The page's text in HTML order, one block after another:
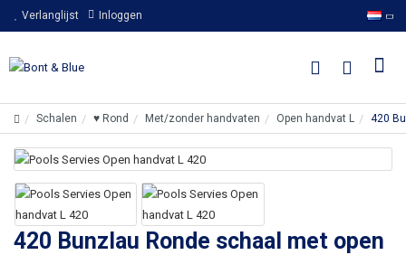
Verlanglijst Inloggen
Schalen ♥ Rond Met/zonder handvaten Open handvat L 420
420 Bunzlau Ronde schaal met open